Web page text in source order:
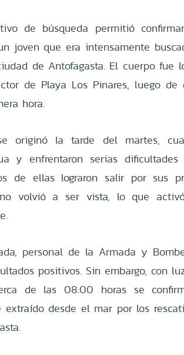
de búsqueda permitió
joven que era intensamente
de Antofagasta. El cuerpo fue
de Playa Los Pinares, luego de
hora.
originó la tarde del martes,
y enfrentaron serias
de ellas lograron salir por sus
volvió a ser vista, lo que
personal de la Armada y
positivos. Sin embargo, con
de las 08:00 horas se
extraído desde el mar por los